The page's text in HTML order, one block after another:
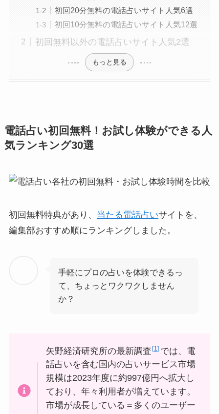
初回20分無料の電話占いサイト人気6選
初回10分無料の電話占いサイト人気12選
初回無料以外の電話占いサイト人気2選
もっと見る
電話占い初回無料！お試し体験ができる人
気ランキング30選
初回無料特典があり、 当たる電話占いサイトを、
編集部おすすめ順にランキングしました。
手軽にプロの占いを体験できるっ
て、ちょっとワクワクしません
か？
矢野経済研究所の最新調査 1 では、電
話占いを含む国内の占いサービス市場
規模は2023年度に約997億円へ拡大し
ており、年々利用者が増えています。
市場が成長している＝多くのユーザー